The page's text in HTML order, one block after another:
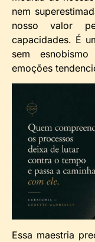
nem
nosso valor
capacidades. É
sem
emoções
Essa maestria